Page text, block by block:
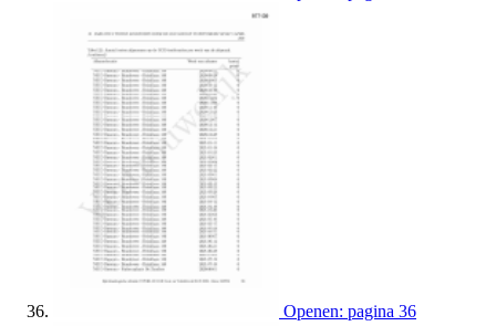
Openen: pagina 36